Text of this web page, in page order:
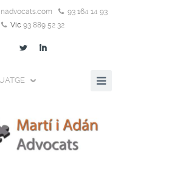
93 164 14 93
Vic 93 889 52 32
L I